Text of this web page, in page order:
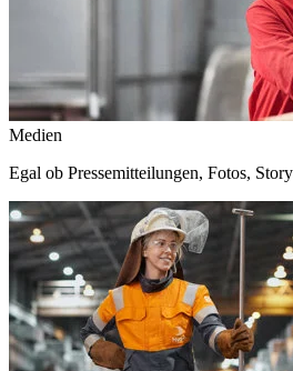
Medien
Egal ob Pressemitteilungen, Fotos,